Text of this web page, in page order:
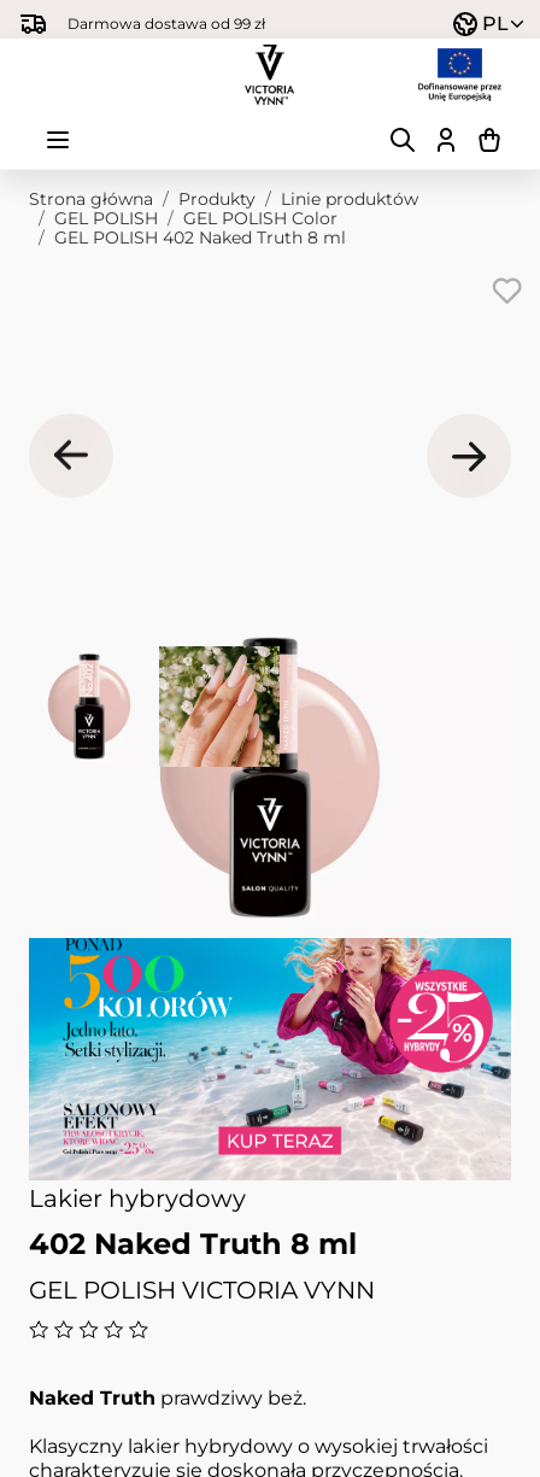
Przejdź do treści
Darmowa dostawa od 99 zł PL
Strona główna / Produkty / Linie produktów
/ GEL POLISH / GEL POLISH Color
/ GEL POLISH 402 Naked Truth 8 ml
Lakier hybrydowy
402 Naked Truth 8 ml
GEL POLISH VICTORIA VYNN
View larger imageView larger image
Naked Truth prawdziwy beż.
Klasyczny lakier hybrydowy o wysokiej trwałości
charakteryzuje się doskonałą przyczepnością.